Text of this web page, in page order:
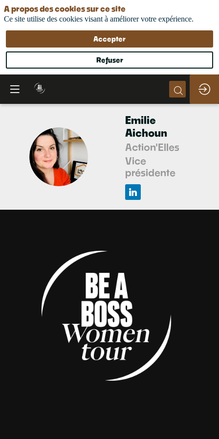
EA
Emilie
Aichoun
Action'Elles
Vice
présidente
A propos des cookies sur ce site
Ce site utilise des cookies visant à améliorer votre expérience.
Accepter
Refuser